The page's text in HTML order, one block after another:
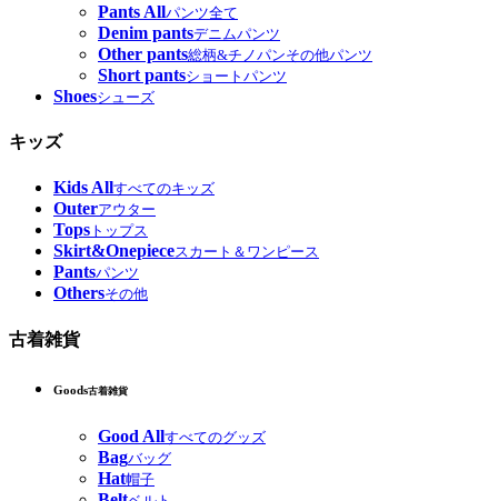
Pants Allパンツ全て
Denim pantsデニムパンツ
Other pants総柄&チノパンその他パンツ
Short pantsショートパンツ
Shoesシューズ
キッズ
Kids Allすべてのキッズ
Outerアウター
Tops トップス
Skirt&Onepieceスカート＆ワンピース
Pantsパンツ
Othersその他
古着雑貨
Goods古着雑貨
Good Allすべてのグッズ
Bagバッグ
Hat帽子